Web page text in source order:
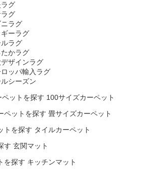
グ
グ
ラグ
ーラグ
ラグ
かラグ
ザインラグ
ロッパ輸入ラグ
シーズン
100サイズカーペット
畳サイズカーペット
タイルカーペット
玄関マット
キッチンマット